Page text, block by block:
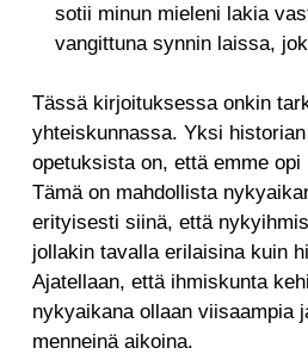
sotii minun mieleni lakia
vangittuna synnin laissa,
Tässä kirjoituksessa onkin
yhteiskunnassa. Yksi
opetuksista on, että emme
Tämä on mahdollista
erityisesti siinä, että
jollakin tavalla erilaisina kuin
Ajatellaan, että ihmiskunta
nykyaikana ollaan viisaampia
menneinä aikoina.